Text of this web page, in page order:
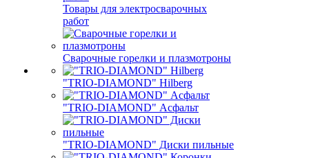
Товары для электросварочных
работ
Сварочные горелки и плазмотроны
"TRIO-DIAMOND" Hilberg
"TRIO-DIAMOND" Асфальт
"TRIO-DIAMOND" Диски пильные